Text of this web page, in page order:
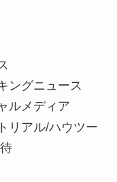
ングニュース
ルメディア
リアル/ハウツー